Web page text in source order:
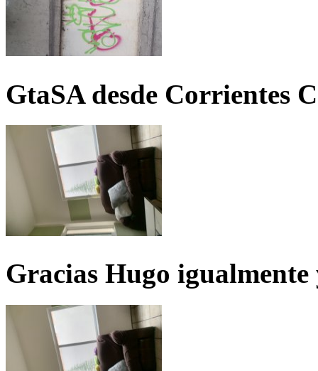
GtaSA desde Corrientes
Gracias Hugo igualmente